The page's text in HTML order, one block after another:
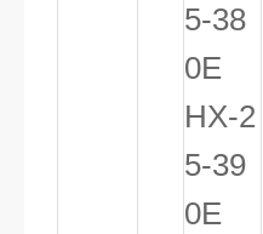
5-38
0E
HX-2
5-39
0E